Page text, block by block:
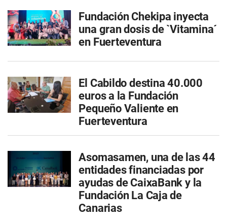
Fundación Chekipa inyecta
una gran dosis de `Vitamina´
en Fuerteventura
El Cabildo destina 40.000
euros a la Fundación
Pequeño Valiente en
Fuerteventura
Asomasamen, una de las 44
entidades financiadas por
ayudas de CaixaBank y la
Fundación La Caja de
Canarias